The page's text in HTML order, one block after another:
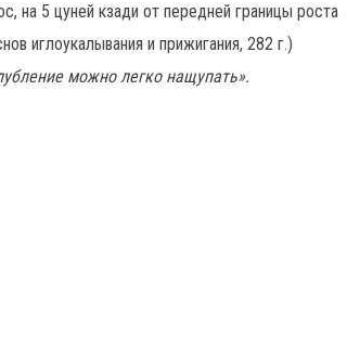
на 5 цуней кзади от передней границы роста
иглоукалывания и прижигания, 282 г.)
можно легко нащупать».